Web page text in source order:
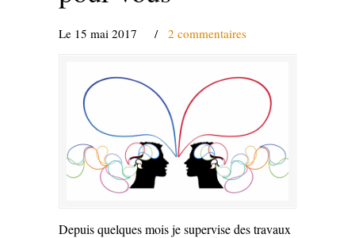
Le 15 mai 2017 / 2 commentaires
Depuis quelques mois je supervise des travaux